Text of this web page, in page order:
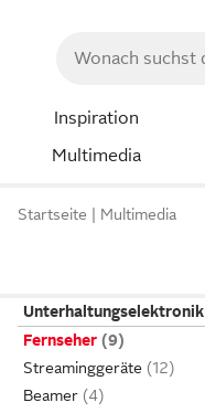
Inspiration
Multimedia
Startseite Multimedia
Unterhaltungselektronik
Fernseher
Streaminggeräte
Beamer